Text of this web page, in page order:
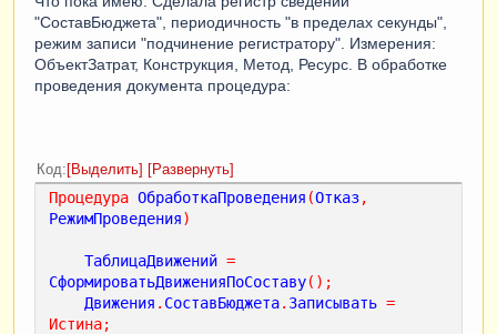
"СоставБюджета", периодичность "в пределах секунды",
режим записи "подчинение регистратору". Измерения:
ОбъектЗатрат, Конструкция, Метод, Ресурс. В обработке
проведения документа процедура:
Код Выделить Развернуть
Процедура ОбработкаПроведения (Отказ,
РежимПроведения)
ТаблицаДвижений =
СформироватьДвиженияПоСоставу();
Движения . СоставБюджета. Записывать =
Истина;